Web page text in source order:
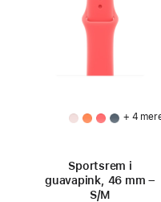
+ 4
Sportsrem i
guavapink, 46 mm –
S/M